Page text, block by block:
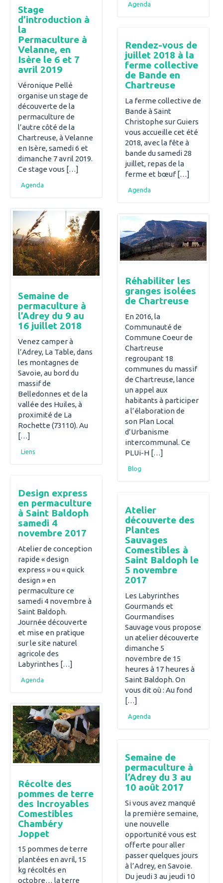
Agenda
Stage
d’introduction à
la
Permaculture à
Velanne, en
Isère le 6 et 7
avril 2019
Véronique Pellé
organise un stage de
découverte de la
permaculture de
l’autre côté de la
Chartreuse, à Velanne
en Isère, samedi 6 et
dimanche 7 avril 2019.
Ce stage vous […]
Agenda
Rendez-vous de
juillet 2018 à la
ferme collective
de Bande en
Chartreuse
La ferme collective de
Bande à Saint
Christophe sur Guiers
vous accueille cet été
2018, avec la fête à
bande du samedi 28
juillet, repas de la
ferme et bœuf […]
Agenda
Semaine de
permaculture à
l’Adrey du 9 au
16 juillet 2018
Venez camper à
l’Adrey, La Table, dans
les montagnes de
Savoie, au bord du
massif de
Belledonnes et de la
vallée des Huiles, à
proximité de La
Rochette (73110). Au
[…]
Liens
Réhabiliter les
granges isolées
de Chartreuse
En 2016, la
Communauté de
Commune Coeur de
Chartreuse
regroupant 18
communes du massif
de Chartreuse, lance
un appel aux
habitants à participer
a l’élaboration de
son Plan Local
d’Urbanisme
intercommunal. Ce
PLUi-H […]
Blog
Design express
en permaculture
à Saint Baldoph
samedi 4
novembre 2017
Atelier de conception
rapide « design
express » ou « quick
design » en
permaculture ce
samedi 4 novembre à
Saint Baldoph.
Journée découverte
et mise en pratique
sur le site naturel
agricole des
Labyrinthes […]
Agenda
Atelier
découverte des
Plantes
Sauvages
Comestibles à
Saint Baldoph le
5 novembre
2017
Les Labyrinthes
Gourmands et
Gourmandises
Sauvage vous propose
un atelier découverte
dimanche 5
novembre de 15
heures à 17 heures à
Saint Baldoph. On
vous dit où : Au fond
[…]
Agenda
Récolte des
pommes de terre
des Incroyables
Comestibles
Chambéry
Joppet
15 pommes de terre
plantées en avril, 15
kg récoltés en
octobre… la terre
Semaine de
permaculture à
l’Adrey du 3 au
10 août 2017
Si vous avez manqué
la première semaine,
une nouvelle
opportunité vous est
offerte pour aller
passer quelques jours
à l’Adrey, en Savoie.
Du jeudi 3 au jeudi 10